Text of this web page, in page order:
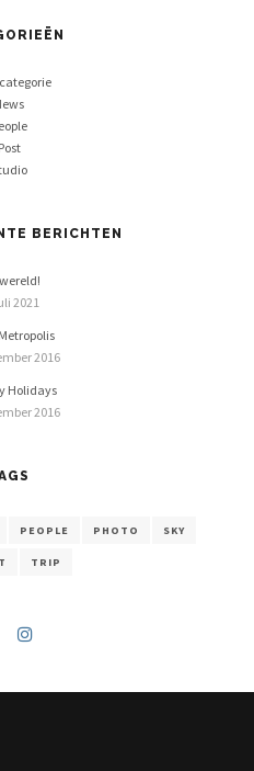
Post
BERICHTEN
2021
2016
Holidays
2016
PEOPLE PHOTO SKY
TRIP